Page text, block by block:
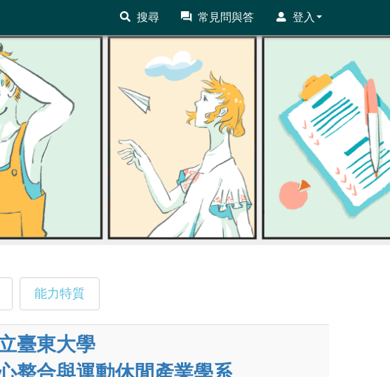
搜尋 常見問與答 登入
能力特質
臺東大學